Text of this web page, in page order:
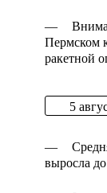
—
Пермском
ракетной
5
—
выросла